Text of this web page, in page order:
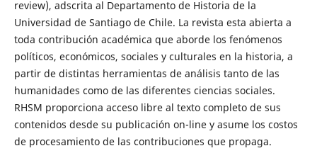
review), adscrita al Departamento de Historia de la
Universidad de Santiago de Chile. La revista esta abierta a
toda contribución académica que aborde los fenómenos
políticos, económicos, sociales y culturales en la historia, a
partir de distintas herramientas de análisis tanto de las
humanidades como de las diferentes ciencias sociales.
RHSM proporciona acceso libre al texto completo de sus
contenidos desde su publicación on-line y asume los costos
de procesamiento de las contribuciones que propaga.